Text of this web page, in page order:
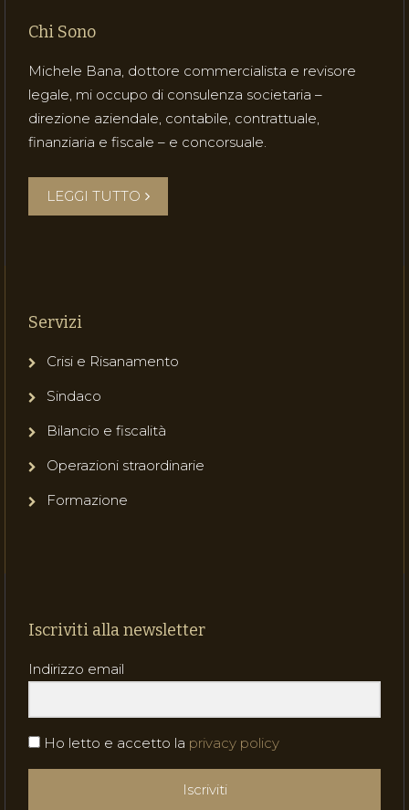
Chi Sono
Michele Bana, dottore commercialista e revisore
legale, mi occupo di consulenza societaria –
direzione aziendale, contabile, contrattuale,
finanziaria e fiscale – e concorsuale.
LEGGI TUTTO
Servizi
Crisi e Risanamento
Sindaco
Bilancio e fiscalità
Operazioni straordinarie
Formazione
Iscriviti alla newsletter
Indirizzo email
Ho letto e accetto la privacy policy
Iscriviti